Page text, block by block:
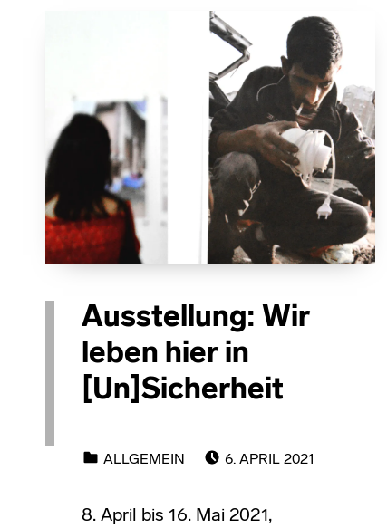
Ausstellung: Wir
leben hier in
[Un]Sicherheit
ALLGEMEIN
6. APRIL 2021
8. April bis 16. Mai 2021,